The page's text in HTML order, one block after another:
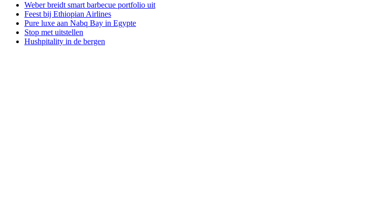
Weber breidt smart barbecue portfolio uit
Feest bij Ethiopian Airlines
Pure luxe aan Nabq Bay in Egypte
Stop met uitstellen
Hushpitality in de bergen